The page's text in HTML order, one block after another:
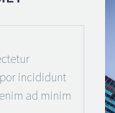
incididunt
ad minim